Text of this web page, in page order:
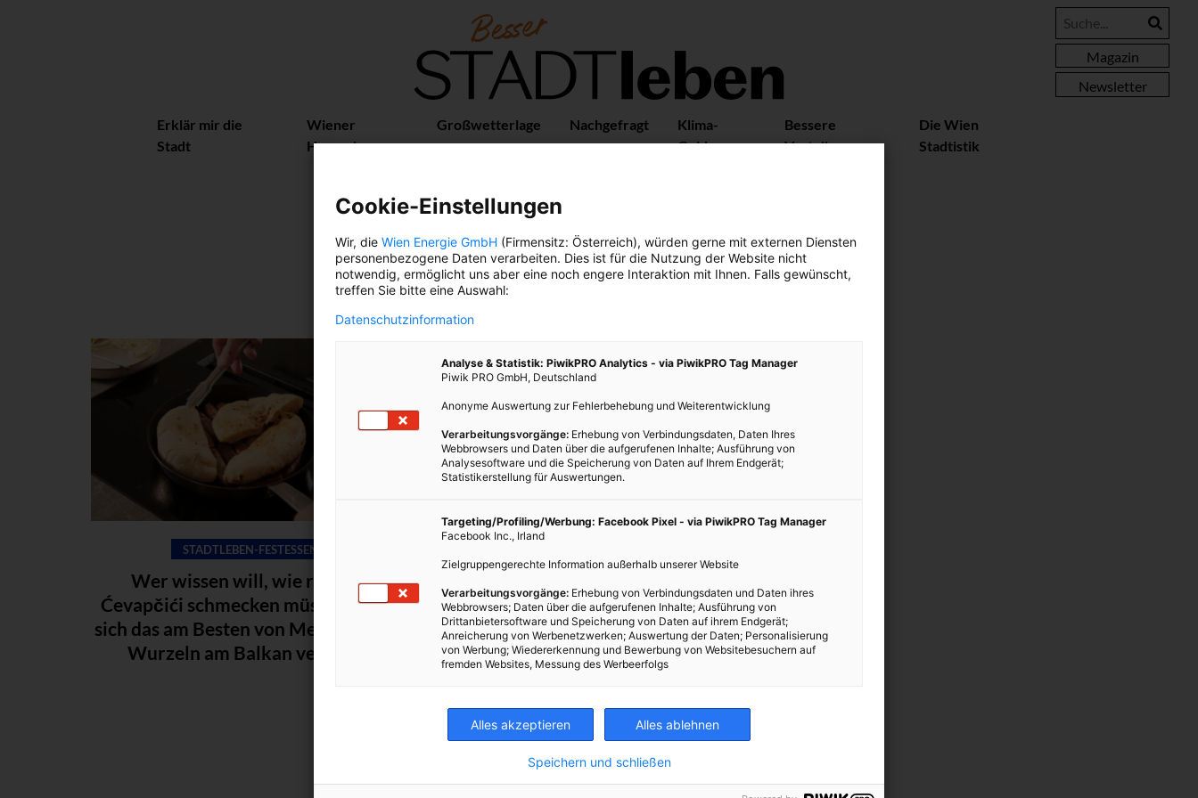
Magazin
Newsletter
Erklär mir die
Stadt
Wiener
Herzerl
Großwetterlage Nachgefragt
Klima-
Guide
Bessere
Vorteile
Die Wien
Stadtistik
GRILLEN
STADTLEBEN-FESTESSEN
Wer wissen will, wie richtige
Ćevapčići schmecken müssten, lässt
sich das am Besten von Menschen mit
Wurzeln am Balkan verraten.
Cookie-Einstellungen
Wir, die Wien Energie GmbH (Firmensitz: Österreich), würden gerne mit externen Diensten
personenbezogene Daten verarbeiten. Dies ist für die Nutzung der Website nicht
notwendig, ermöglicht uns aber eine noch engere Interaktion mit Ihnen. Falls gewünscht,
treffen Sie bitte eine Auswahl:
Datenschutzinformation
Analyse & Statistik: PiwikPRO Analytics - via PiwikPRO Tag Manager
Piwik PRO GmbH, Deutschland
Anonyme Auswertung zur Fehlerbehebung und Weiterentwicklung
Verarbeitungsvorgänge: Erhebung von Verbindungsdaten, Daten Ihres
Webbrowsers und Daten über die aufgerufenen Inhalte; Ausführung von
Analysesoftware und die Speicherung von Daten auf Ihrem Endgerät;
Statistikerstellung für Auswertungen.
Targeting/Profiling/Werbung: Facebook Pixel - via PiwikPRO Tag Manager
Facebook Inc., Irland
Zielgruppengerechte Information außerhalb unserer Website
Verarbeitungsvorgänge: Erhebung von Verbindungsdaten und Daten ihres
Webbrowsers; Daten über die aufgerufenen Inhalte; Ausführung von
Drittanbietersoftware und Speicherung von Daten auf ihrem Endgerät;
Anreicherung von Werbenetzwerken; Auswertung der Daten; Personalisierung
von Werbung; Wiedererkennung und Bewerbung von Websitebesuchern auf
fremden Websites, Messung des Werbeerfolgs
Alles akzeptieren Alles ablehnen
Speichern und schließen